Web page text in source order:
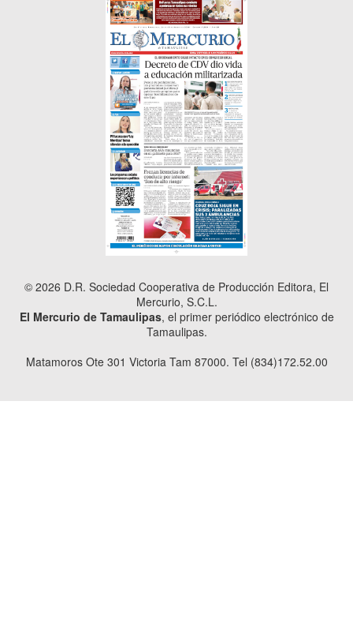
© 2026 D.R. Sociedad Cooperativa de Producción Editora, El
Mercurio, S.C.L.
El Mercurio de Tamaulipas, el primer periódico electrónico de
Tamaulipas.
Matamoros Ote 301 Victoria Tam 87000. Tel (834)172.52.00